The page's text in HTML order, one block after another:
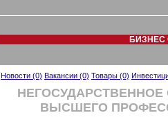
БИЗНЕС
Новости (0) Вакансии (0) Товары (0)
ВЫСШЕГО